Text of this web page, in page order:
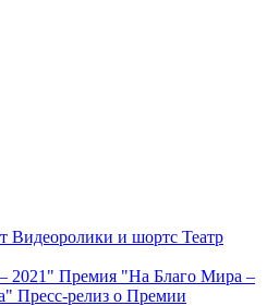
Видеоролики и шортс Театр
2021" Премия "На Благо Мира –
Пресс-релиз о Премии